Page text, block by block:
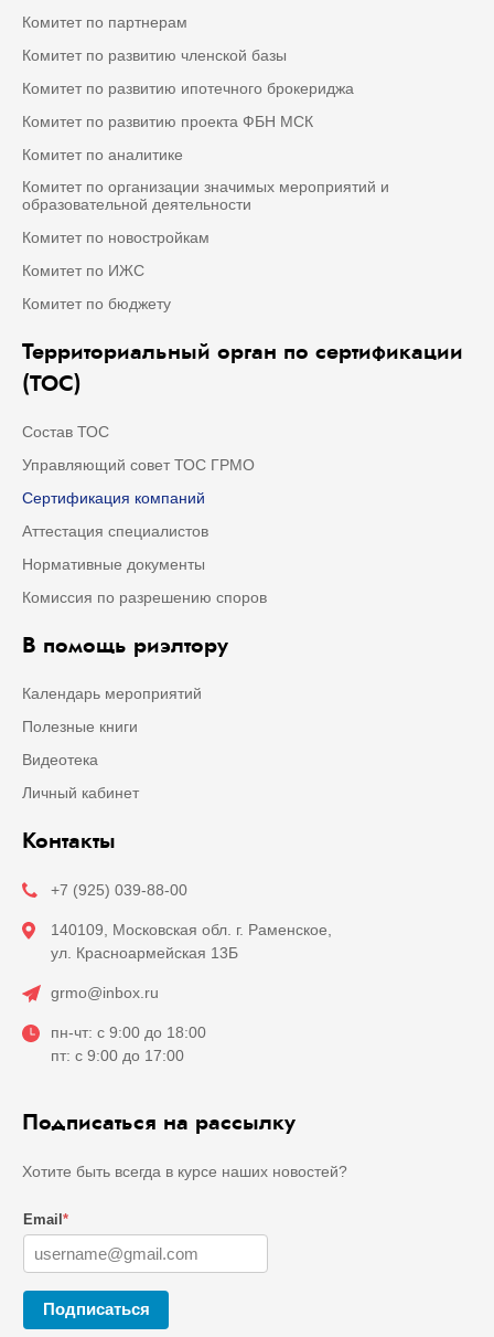
Комитет по партнерам
Комитет по развитию членской базы
Комитет по развитию ипотечного брокериджа
Комитет по развитию проекта ФБН МСК
Комитет по аналитике
Комитет по организации значимых мероприятий и
образовательной деятельности
Комитет по новостройкам
Комитет по ИЖС
Комитет по бюджету
Территориальный орган по сертификации
(ТОС)
Состав ТОС
Управляющий совет ТОС ГРМО
Сертификация компаний
Аттестация специалистов
Нормативные документы
Комиссия по разрешению споров
В помощь риэлтору
Календарь мероприятий
Полезные книги
Видеотека
Личный кабинет
Контакты
+7 (925) 039-88-00
140109, Московская обл. г. Раменское,
ул. Красноармейская 13Б
grmo@inbox.ru
пн-чт: с 9:00 до 18:00
пт: с 9:00 до 17:00
Подписаться на рассылку
Хотите быть всегда в курсе наших новостей?
Email *
Подписаться